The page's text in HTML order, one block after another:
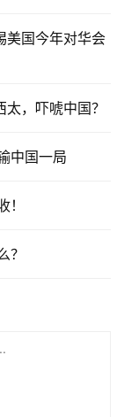
美国今年对华会
，吓唬中国？
中国一局
？